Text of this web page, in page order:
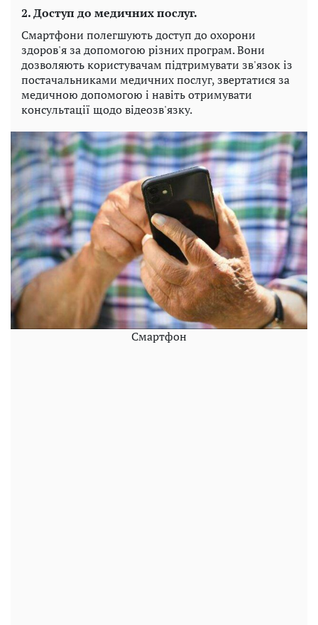
2. Доступ до медичних послуг.
Смартфони полегшують доступ до охорони
здоров'я за допомогою різних програм. Вони
дозволяють користувачам підтримувати зв'язок із
постачальниками медичних послуг, звертатися за
медичною допомогою і навіть отримувати
консультації щодо відеозв'язку.
Смартфон